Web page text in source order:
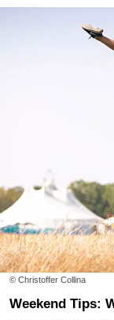
© Christoffer Collina
Weekend